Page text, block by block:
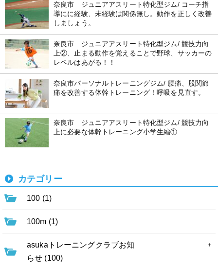
奈良市 ジュニアアスリート特化型ジム/ コーチ指
導にに経験、未経験は関係無し。動作を正しく改善
しましょう。
奈良市 ジュニアアスリート特化型ジム/ 競技力向
上②、止まる動作を覚えることで野球、サッカーの
レベルはあがる！！
奈良市パーソナルトレーニングジム/ 腰痛、股関節
痛を改善する体幹トレーニング！呼吸を見直す。
奈良市 ジュニアアスリート特化型ジム/ 競技力向
上に必要な体幹トレーニング小学生編①
カテゴリー
100 (1)
100m (1)
asukaトレーニングクラブお知
らせ (100)